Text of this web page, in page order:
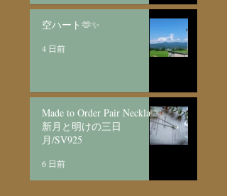
空ハート🫶✨
4 日前
Made to Order Pair Necklace
新月と明けの三日
月/SV925
6 日前